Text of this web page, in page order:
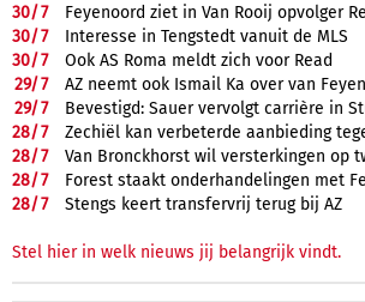
30/7
Feyenoord ziet in Van Rooij opvolger
30/7
Interesse in Tengstedt vanuit de MLS
30/7
Ook AS Roma meldt zich voor Read
29/7
AZ neemt ook Ismail Ka over van
29/7
Bevestigd: Sauer vervolgt carrière in
28/7
Zechiël kan verbeterde aanbieding
28/7
Van Bronckhorst wil versterkingen op
28/7
Forest staakt onderhandelingen met
28/7 Stengs keert transfervrij terug bij AZ
Stel hier in welk nieuws jij belangrijk vindt.